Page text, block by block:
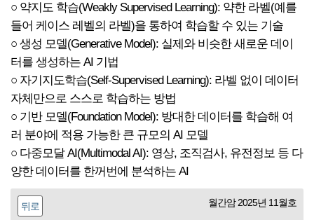
○ 약지도 학습(Weakly Supervised Learning): 약한 라벨(예를
들어 케이스 레벨의 라벨)을 통하여 학습할 수 있는 기술
○ 생성 모델(Generative Model): 실제와 비슷한 새로운 데이
터를 생성하는 AI 기법
○ 자기지도학습(Self-Supervised Learning): 라벨 없이 데이터
자체만으로 스스로 학습하는 방법
○ 기반 모델(Foundation Model): 방대한 데이터를 학습해 여
러 분야에 적용 가능한 큰 규모의 AI 모델
○ 다중모달 AI(Multimodal AI): 영상, 조직검사, 유전정보 등 다
양한 데이터를 한꺼번에 분석하는 AI
뒤로 월간암 2025년 11월호